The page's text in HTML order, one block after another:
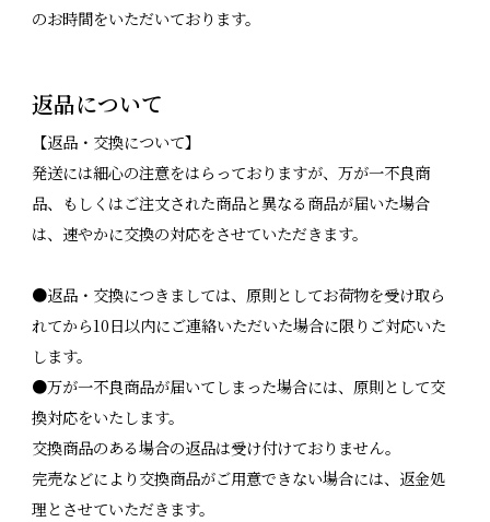
のお時間をいただいております。
返品について
【返品・交換について】
発送には細心の注意をはらっておりますが、万が一不良商
品、もしくはご注文された商品と異なる商品が届いた場合
は、速やかに交換の対応をさせていただきます。
●返品・交換につきましては、原則としてお荷物を受け取ら
れてから10日以内にご連絡いただいた場合に限りご対応いた
します。
●万が一不良商品が届いてしまった場合には、原則として交
換対応をいたします。
交換商品のある場合の返品は受け付けておりません。
完売などにより交換商品がご用意できない場合には、返金処
理とさせていただきます。